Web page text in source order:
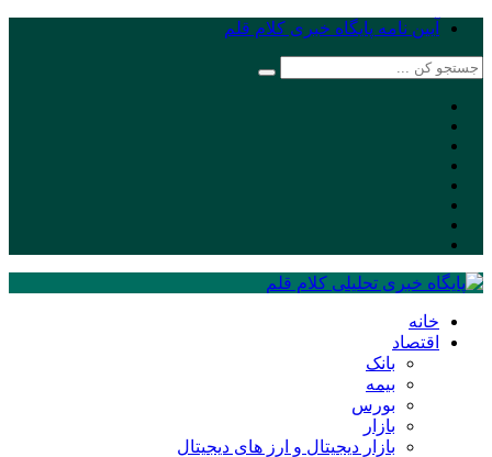
آیین نامه پایگاه خبری کلام قلم
خانه
اقتصاد
بانک
بیمه
بورس
بازار
بازار دیجیتال و ارز های دیجیتال